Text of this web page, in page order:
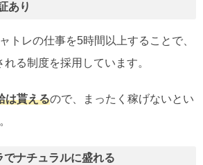
あり
トレの仕事を5時間以上することで、
る制度を採用しています。
は貰えるので、まったく稼げないとい
ナチュラルに盛れる